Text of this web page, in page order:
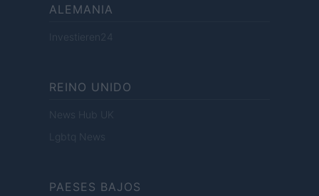
ALEMANIA
Investieren24
REINO UNIDO
News Hub UK
Lgbtq News
PAESES BAJOS